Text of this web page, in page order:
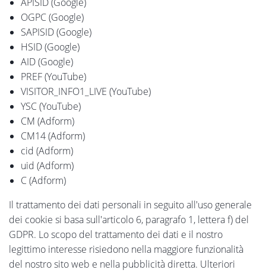
OGPC (Google)
SAPISID (Google)
HSID (Google)
AID (Google)
PREF (YouTube)
VISITOR_INFO1_LIVE (YouTube)
YSC (YouTube)
CM (Adform)
CM14 (Adform)
cid (Adform)
uid (Adform)
C (Adform)
Il trattamento dei dati personali in seguito all'uso generale
dei cookie si basa sull'articolo 6, paragrafo 1, lettera f) del
GDPR. Lo scopo del trattamento dei dati e il nostro
legittimo interesse risiedono nella maggiore funzionalità
del nostro sito web e nella pubblicità diretta. Ulteriori